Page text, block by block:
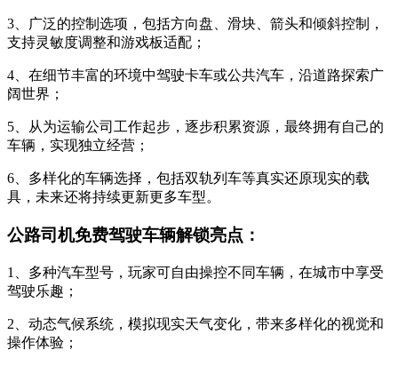
3、广泛的控制选项，包括方向盘、滑块、箭头和倾斜控制，
支持灵敏度调整和游戏板适配；
4、在细节丰富的环境中驾驶卡车或公共汽车，沿道路探索广
阔世界；
5、从为运输公司工作起步，逐步积累资源，最终拥有自己的
车辆，实现独立经营；
6、多样化的车辆选择，包括双轨列车等真实还原现实的载
具，未来还将持续更新更多车型。
公路司机免费驾驶车辆解锁亮点：
1、多种汽车型号，玩家可自由操控不同车辆，在城市中享受
驾驶乐趣；
2、动态气候系统，模拟现实天气变化，带来多样化的视觉和
操作体验；